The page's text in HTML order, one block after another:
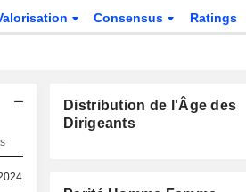
Consensus Ratings
Distribution de l'Âge des
Dirigeants